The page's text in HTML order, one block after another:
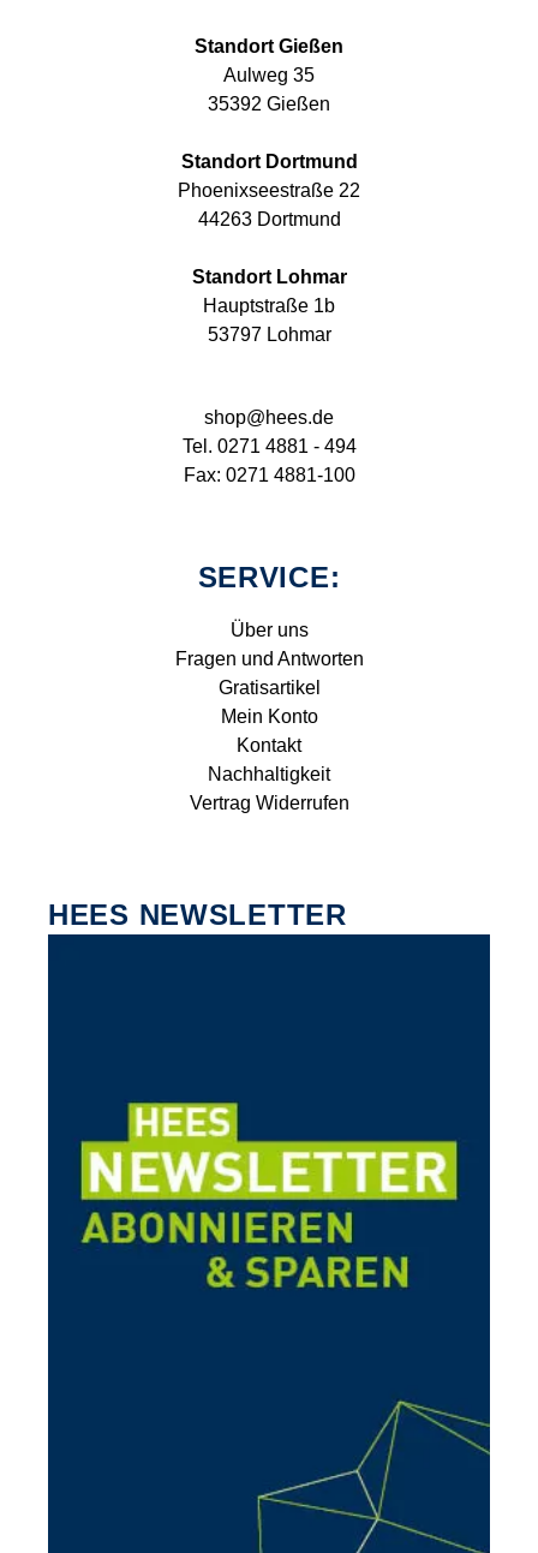
Standort Gießen
Aulweg 35
35392 Gießen
Standort Dortmund
Phoenixseestraße 22
44263 Dortmund
Standort Lohmar
Hauptstraße 1b
53797 Lohmar
shop@hees.de
Tel. 0271 4881 - 494
Fax: 0271 4881-100
SERVICE:
Über uns
Fragen und Antworten
Gratisartikel
Mein Konto
Kontakt
Nachhaltigkeit
Vertrag Widerrufen
HEES NEWSLETTER